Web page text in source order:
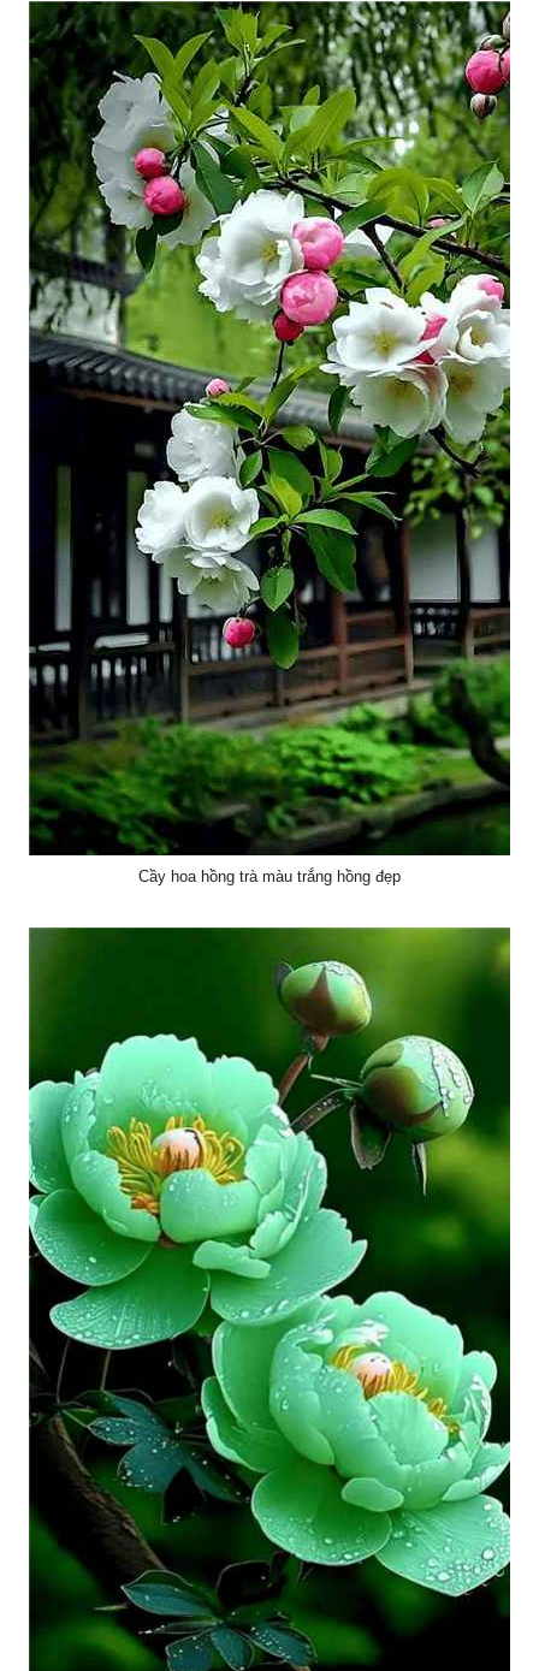
Cầy hoa hồng trà màu trắng hồng đẹp